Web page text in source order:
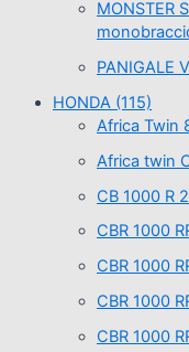
MONSTER
PANIGALE
HONDA (115)
Africa Twin
Africa twin
CB 1000 R
CBR 1000
CBR 1000
CBR 1000
CBR 1000